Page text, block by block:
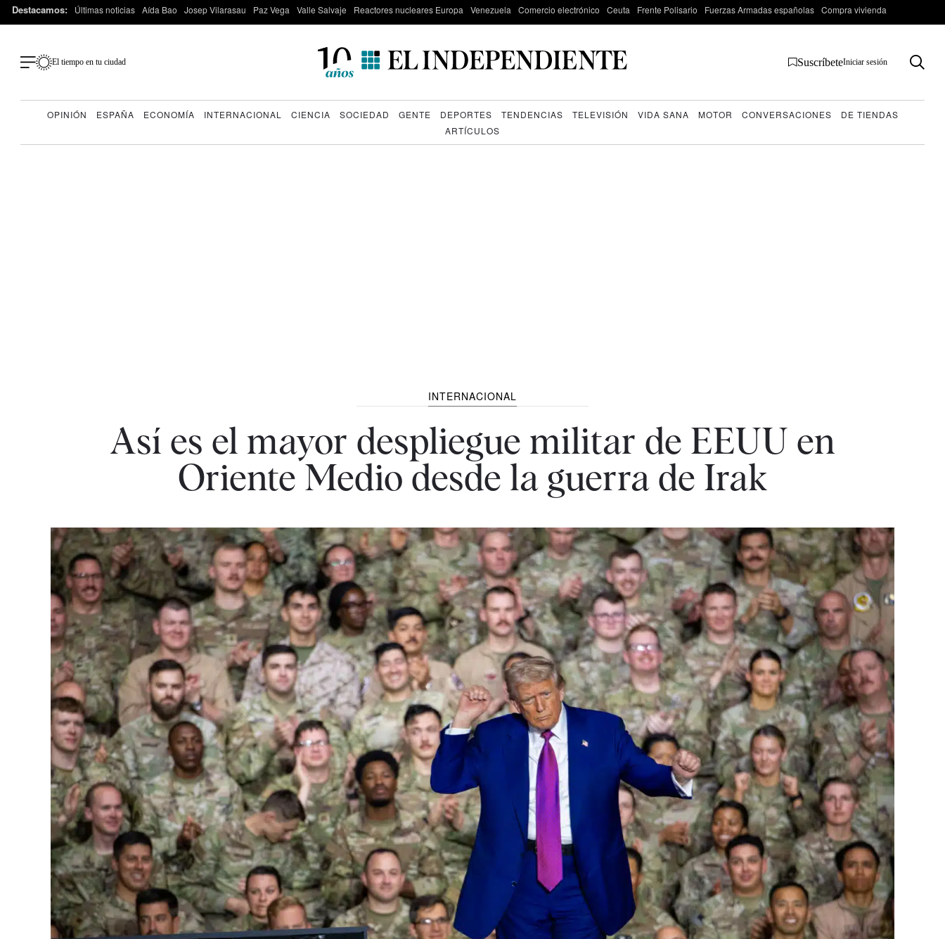
Destacamos: Últimas noticias Aída Bao Josep Vilarasau Paz Vega Valle Salvaje Reactores nucleares Europa Venezuela Comercio electrónico Ceuta Frente Polisario Fuerzas Armadas españolas Compra vivienda
El tiempo en tu ciudad SuscríbeteIniciar sesión
OPINIÓN ESPAÑA ECONOMÍA INTERNACIONAL CIENCIA SOCIEDAD GENTE DEPORTES TENDENCIAS TELEVISIÓN VIDA SANA MOTOR CONVERSACIONES
DE TIENDAS
ARTÍCULOS
INTERNACIONAL
Así es el mayor despliegue militar de EEUU en
Oriente Medio desde la guerra de Irak